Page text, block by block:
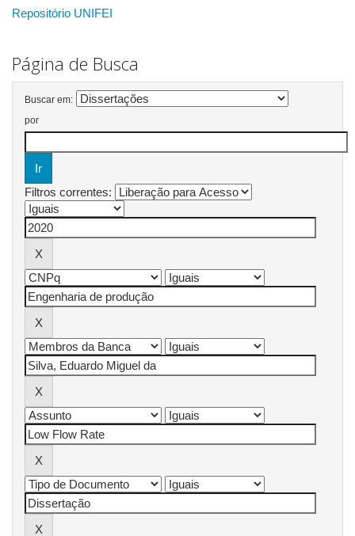
Repositório UNIFEI
Página de Busca
Buscar em:
por
Filtros correntes: